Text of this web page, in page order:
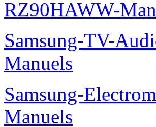
RZ90HAWW-
Samsung-TV-
Manuels
Samsung-
Manuels